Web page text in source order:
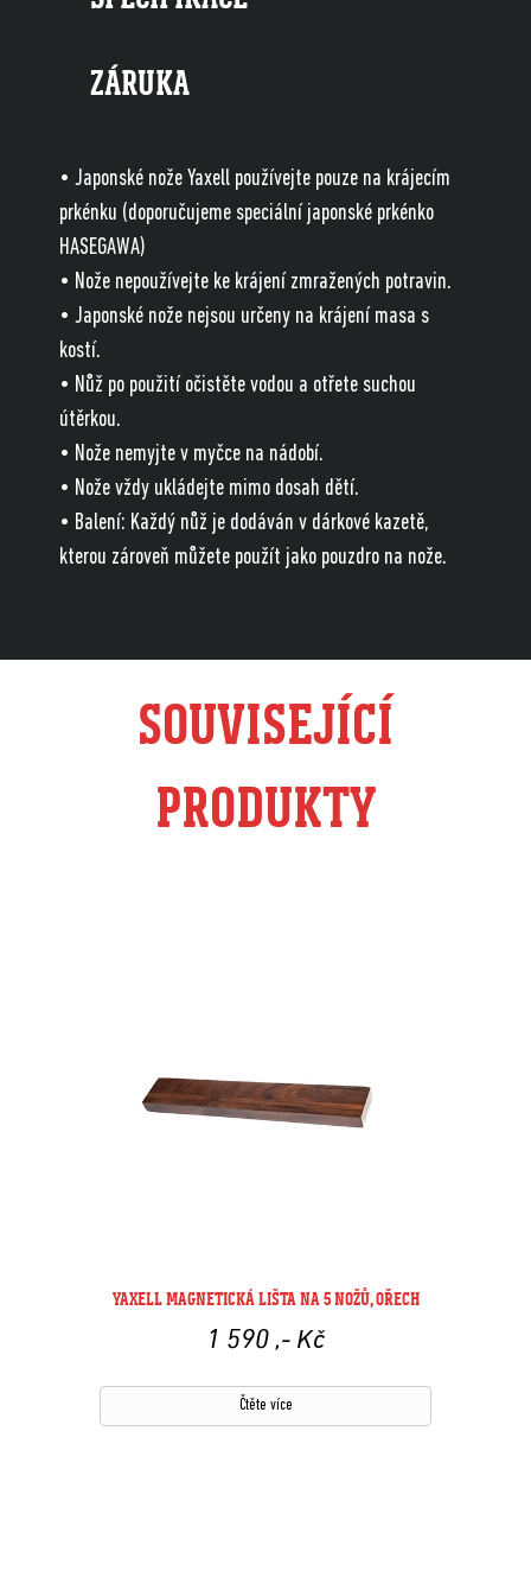
ZÁRUKA
• Japonské nože Yaxell používejte pouze na krájecím
prkénku (doporučujeme speciální japonské prkénko
HASEGAWA)
• Nože nepoužívejte ke krájení zmražených potravin.
• Japonské nože nejsou určeny na krájení masa s
kostí.
• Nůž po použití očistěte vodou a otřete suchou
útěrkou.
• Nože nemyjte v myčce na nádobí.
• Nože vždy ukládejte mimo dosah dětí.
• Balení: Každý nůž je dodáván v dárkové kazetě,
kterou zároveň můžete použít jako pouzdro na nože.
SOUVISEJÍCÍ
PRODUKTY
YAXELL MAGNETICKÁ LIŠTA NA 5 NOŽŮ, OŘECH
1 590 ,- Kč
Čtěte více